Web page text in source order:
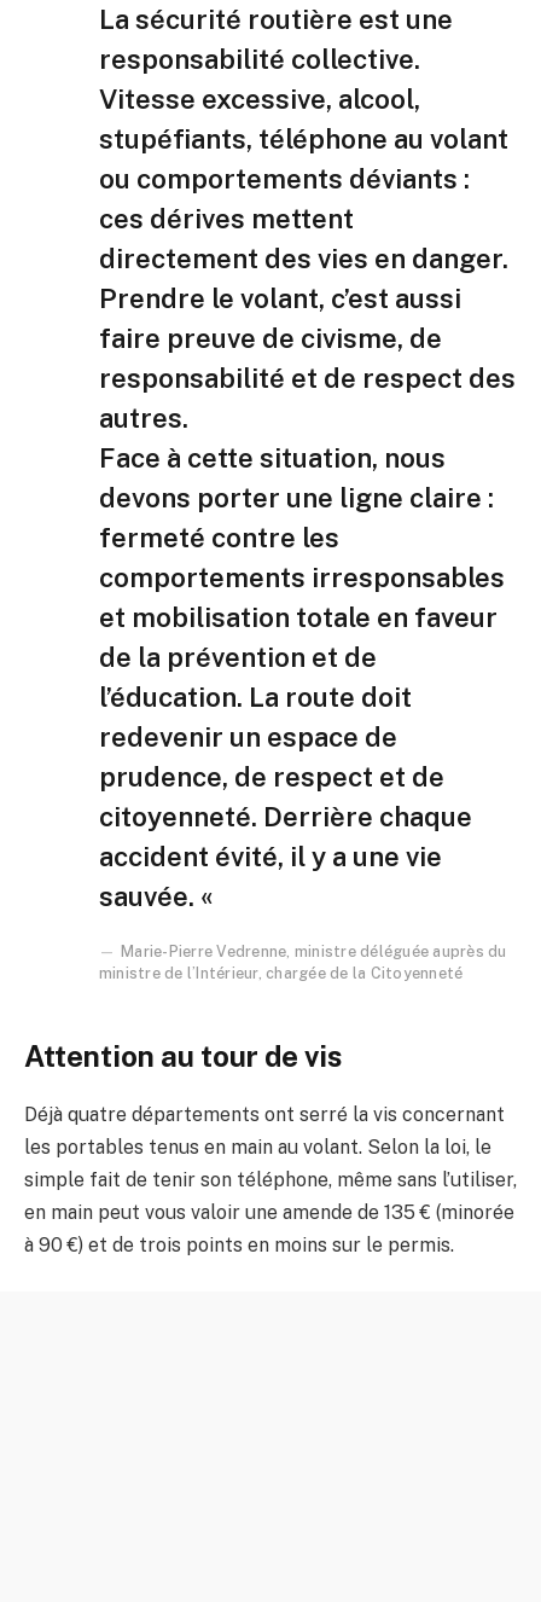
La sécurité routière est une
responsabilité collective.
Vitesse excessive, alcool,
stupéfiants, téléphone au volant
ou comportements déviants :
ces dérives mettent
directement des vies en danger.
Prendre le volant, c’est aussi
faire preuve de civisme, de
responsabilité et de respect des
autres.
Face à cette situation, nous
devons porter une ligne claire :
fermeté contre les
comportements irresponsables
et mobilisation totale en faveur
de la prévention et de
l’éducation. La route doit
redevenir un espace de
prudence, de respect et de
citoyenneté. Derrière chaque
accident évité, il y a une vie
sauvée. «
Marie-Pierre Vedrenne, ministre déléguée auprès du
ministre de l’Intérieur, chargée de la Citoyenneté
Attention au tour de vis
Déjà quatre départements ont serré la vis concernant
les portables tenus en main au volant. Selon la loi, le
simple fait de tenir son téléphone, même sans l’utiliser,
en main peut vous valoir une amende de 135 € (minorée
à 90 €) et de trois points en moins sur le permis.